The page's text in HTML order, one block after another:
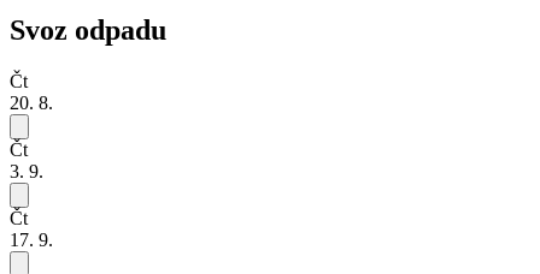
Svoz odpadu
Čt
20. 8.
Čt
3. 9.
Čt
17. 9.